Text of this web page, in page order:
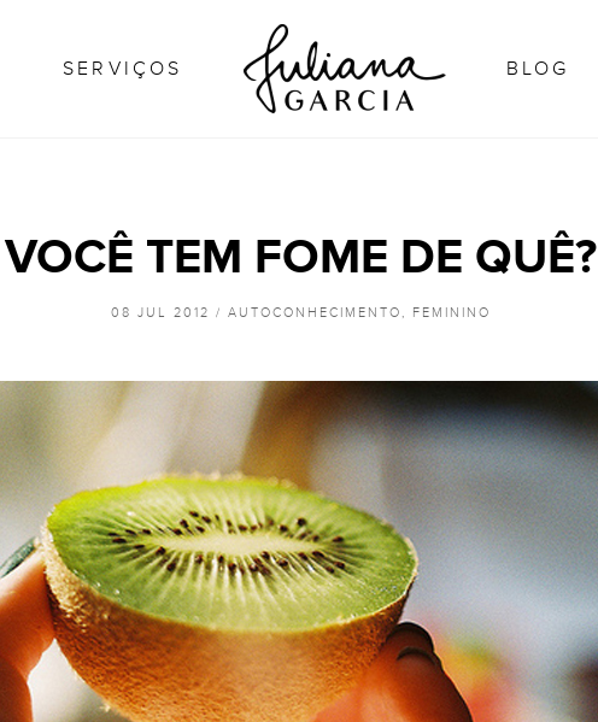
SERVIÇOS BLOG
VOCÊ TEM FOME DE QUÊ?
08 JUL 2012 / AUTOCONHECIMENTO, FEMININO